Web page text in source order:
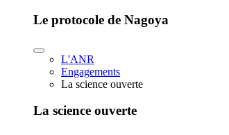
Le protocole de Nagoya
L'ANR
Engagements
La science ouverte
La science ouverte